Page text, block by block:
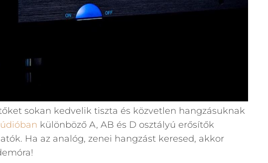
sokan kedvelik tiszta és közvetlen hangzásuknak
különböző A, AB és D osztályú erősítők
Ha az analóg, zenei hangzást keresed, akkor